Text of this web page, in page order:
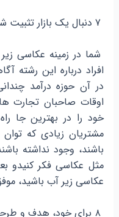
۷ دنبال یک بازار تثبیت شده بگردید
شما در زمینه عکاسی
افراد درباره این رشته
در آن حوزه درآمد
اوقات صاحبان تجارت
خود را در بهترین جا
مشتریان زیادی که
باشند، وجود نداشته
مثل عکاسی فکر کنیدو
عکاسی زیر آب باشید،
۸ برای خود، هدف و طرحی در نظر داشته باشید